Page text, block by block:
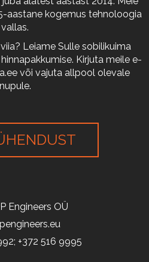
aastane kogemus tehnoloogia
vallas.
Leiame Sulle sobilikuima
Kirjuta meile e-
või vajuta allpool olevale
nupule.
Engineers OÜ
+372 516 9995